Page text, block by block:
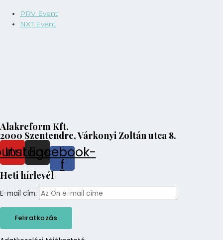
PRV Event
NXT Event
Alakreform Kft.
2000 Szentendre, Várkonyi Zoltán utca 8.
Instagram
Facebook-
f
Heti hírlevél
E-mail cím: